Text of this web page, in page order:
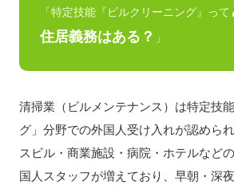
「特定技能『ビルクリーニング』って
住居義務はある？ 」
清掃業（ビルメンテナンス）は特定技
グ」分野での外国人受け入れが認めら
スビル・商業施設・病院・ホテルなど
国人スタッフが増えており、早朝・深